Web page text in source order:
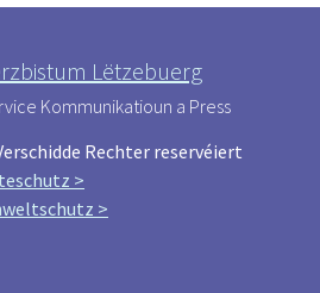
Lëtzebuerg
Kommunikatioun a Press
Rechter reservéiert
>
>